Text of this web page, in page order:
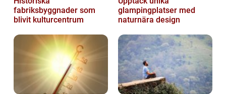
fabriksbyggnader som
blivit kulturcentrum
glampingplatser med
naturnära design